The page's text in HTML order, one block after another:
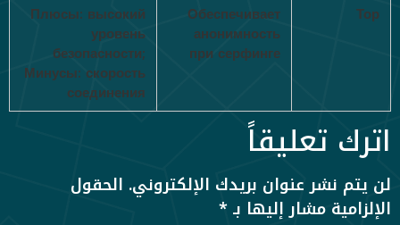
Тор
Обеспечивает
анонимность
при серфинге
Плюсы: высокий
уровень
безопасности;
Минусы: скорость
соединения
اترك تعليقاً
لن يتم نشر عنوان بريدك الإلكتروني. الحقول
الإلزامية مشار إليها بـ *